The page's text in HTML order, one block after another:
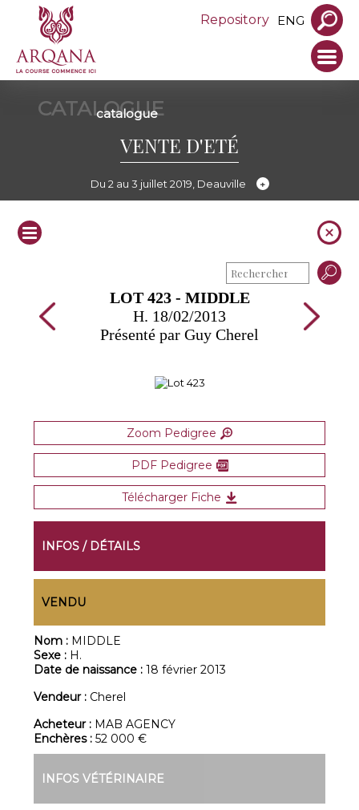
Repository ENG
CATALOGUE
catalogue
VENTE D'ETÉ
Du 2 au 3 juillet 2019, Deauville
LOT 423 - MIDDLE
H. 18/02/2013
Présenté par Guy Cherel
Zoom Pedigree
PDF Pedigree
Télécharger Fiche
INFOS / DÉTAILS
VENDU
Nom : MIDDLE
Sexe : H.
Date de naissance :18 février 2013
Vendeur : Cherel
Acheteur : MAB AGENCY
Enchères :52 000 €
INFOS VÉTÉRINAIRE